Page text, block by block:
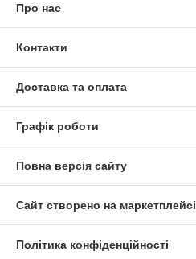
Про нас
Контакти
Доставка та оплата
Графік роботи
Повна версія сайту
Сайт створено на маркетплейсі
Політика конфіденційності